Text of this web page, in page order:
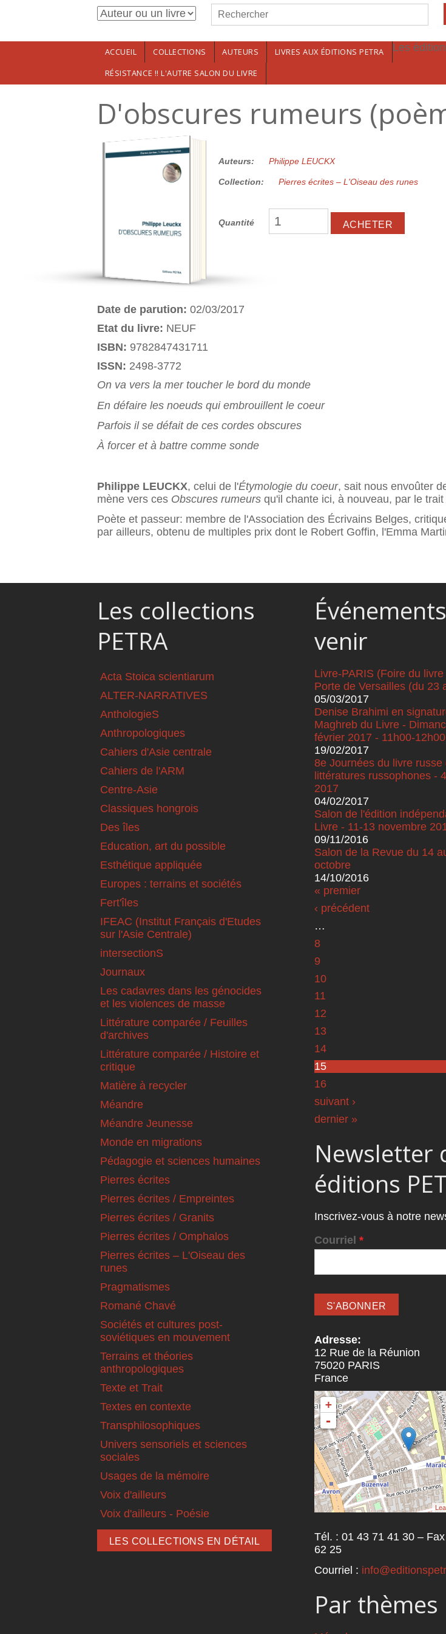
Aller au contenu principalFormulaire de recherche
Rechercher
ACCUEIL COLLECTIONS AUTEURS LIVRES AUX ÉDITIONS PETRA Les
RÉSISTANCE !! L'AUTRE SALON DU LIVRE
D'obscures rumeurs
12.00€ Auteurs: Philippe LEUCKX
Collection: Pierres écrites – L'Oiseau des runes
Quantité
Date de parution: 02/03/2017
Etat du livre: NEUF
ISBN: 9782847431711
ISSN: 2498-3772
On va vers la mer toucher le bord du monde
En défaire les noeuds qui embrouillent le coeur
Parfois il se défait de ces cordes obscures
À forcer et à battre comme sonde
Philippe LEUCKX, celui de l'Étymologie du coeur, sait nous envoûter
mène vers ces Obscures rumeurs qu'il chante ici, à nouveau, par le
Poète et passeur: membre de l'Association des Écrivains Belges,
par ailleurs, obtenu de multiples prix dont le Robert Goffin, l'Emma
Les collections
PETRA
Acta Stoica scientiarum
ALTER-NARRATIVES
AnthologieS
Anthropologiques
Cahiers d'Asie centrale
Cahiers de l'ARM
Centre-Asie
Classiques hongrois
Des îles
Education, art du possible
Esthétique appliquée
Europes : terrains et sociétés
Fert'îles
IFEAC (Institut Français d'Etudes
sur l'Asie Centrale)
intersectionS
Journaux
Les cadavres dans les génocides
et les violences de masse
Littérature comparée / Feuilles
d'archives
Littérature comparée / Histoire et
critique
Matière à recycler
Méandre
Méandre Jeunesse
Monde en migrations
Pédagogie et sciences humaines
Pierres écrites
Pierres écrites / Empreintes
Pierres écrites / Granits
Pierres écrites / Omphalos
Pierres écrites – L'Oiseau des
runes
Pragmatismes
Romané Chavé
Sociétés et cultures post-
soviétiques en mouvement
Terrains et théories
anthropologiques
Texte et Trait
Textes en contexte
Transphilosophiques
Univers sensoriels et sciences
sociales
Usages de la mémoire
Voix d'ailleurs
Voix d'ailleurs - Poésie
LES COLLECTIONS EN DÉTAIL
venir
Livre-PARIS (Foire du
Porte de Versailles (du 23
05/03/2017
Denise Brahimi en
Maghreb du Livre -
février 2017 - 11h00-12h00
19/02/2017
8e Journées du livre russe
littératures russophones -
2017
04/02/2017
Salon de l'édition
Livre - 11-13 novembre
09/11/2016
Salon de la Revue du 14
octobre
14/10/2016
Pages
« premier
‹ précédent
…
8
9
10
11
12
13
14
15
16
suivant ›
dernier »
Newsletter
éditions
Inscrivez-vous à notre
Courriel *
Adresse:
12 Rue de la Réunion
75020 PARIS
France
+
-
Tél. : 01 43 71 41 30 –
62 25
Courriel :
Par thèmes